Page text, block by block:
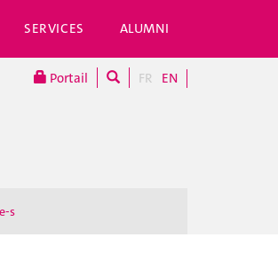
SERVICES ALUMNI
Portail FR EN
s